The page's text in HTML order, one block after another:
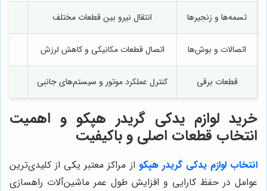
تسمه‌ها و زنجیرها انتقال نیرو بین قطعات مختلف
اتصالات و بوش‌ها اتصال قطعات مکانیکی و کاهش لرزش
قطعات برقی کنترل عملکرد موتور و سیستم‌های جانبی
خرید لوازم يدكى گريدر هپكو و اهمیت
انتخاب قطعات اصلی و باکیفیت
انتخاب لوازم يدكى گريدر هپكو از مراکز معتبر یکی از کلیدی‌ترین
عوامل در حفظ کارایی و افزایش طول عمر ماشین‌آلات راهسازی